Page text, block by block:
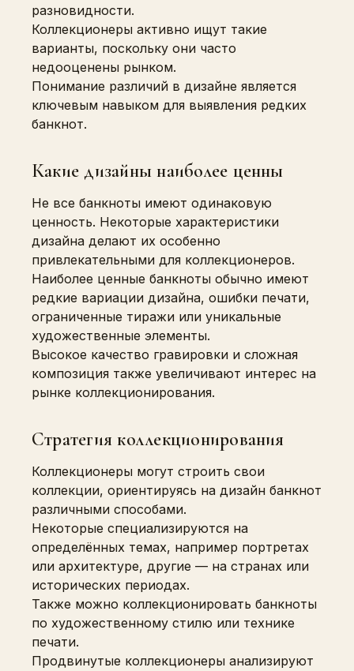
разновидности.
Коллекционеры активно ищут такие
варианты, поскольку они часто
недооценены рынком.
Понимание различий в дизайне является
ключевым навыком для выявления редких
банкнот.
Какие дизайны наиболее ценны
Не все банкноты имеют одинаковую
ценность. Некоторые характеристики
дизайна делают их особенно
привлекательными для коллекционеров.
Наиболее ценные банкноты обычно имеют
редкие вариации дизайна, ошибки печати,
ограниченные тиражи или уникальные
художественные элементы.
Высокое качество гравировки и сложная
композиция также увеличивают интерес на
рынке коллекционирования.
Стратегия коллекционирования
Коллекционеры могут строить свои
коллекции, ориентируясь на дизайн банкнот
различными способами.
Некоторые специализируются на
определённых темах, например портретах
или архитектуре, другие — на странах или
исторических периодах.
Также можно коллекционировать банкноты
по художественному стилю или технике
печати.
Продвинутые коллекционеры анализируют